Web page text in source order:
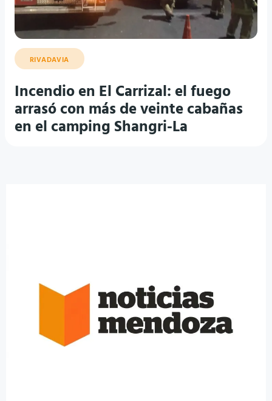
RIVADAVIA
Incendio en El Carrizal: el fuego
arrasó con más de veinte cabañas
en el camping Shangri-La